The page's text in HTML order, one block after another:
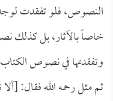
النصوص، فلو تفقدت
خاصاً بالآثار، بل كذلك
وتفقدتها في نصوص
ثم مثل رحمه الله فقال: